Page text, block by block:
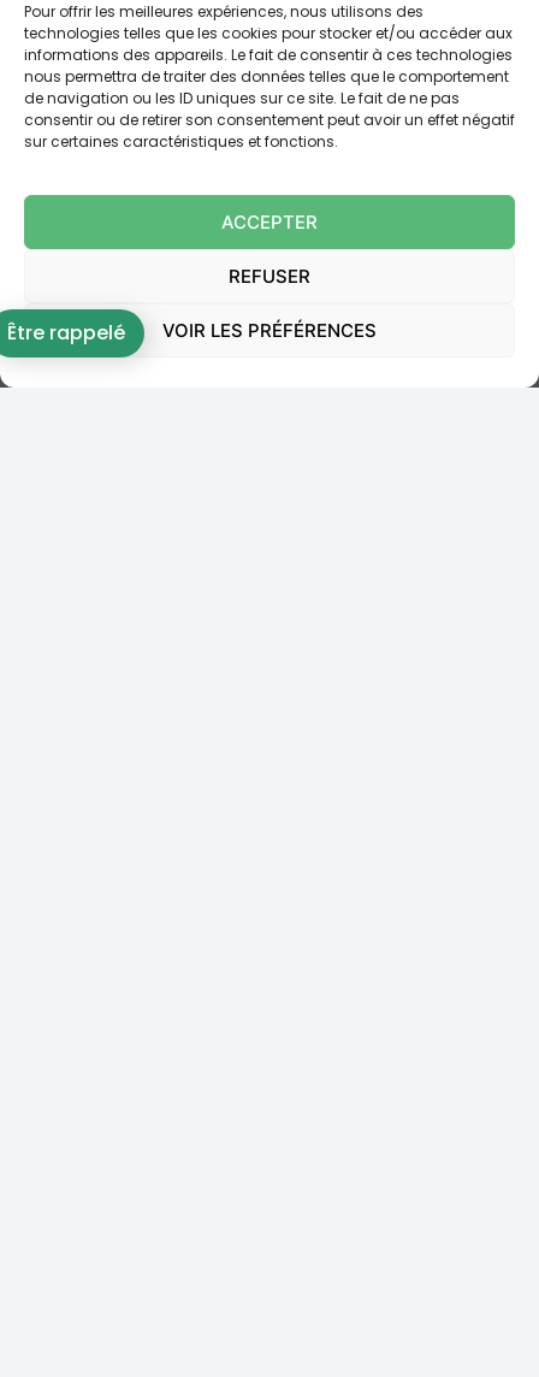
Pour offrir les meilleures expériences, nous utilisons des
technologies telles que les cookies pour stocker et/ou accéder aux
informations des appareils. Le fait de consentir à ces technologies
nous permettra de traiter des données telles que le comportement
de navigation ou les ID uniques sur ce site. Le fait de ne pas
consentir ou de retirer son consentement peut avoir un effet négatif
sur certaines caractéristiques et fonctions.
ACCEPTER
REFUSER
VOIR LES PRÉFÉRENCES
téléphonique de quelques minutes seulement ». Face
à la conjonction de multiples facteurs concordants
(numéro affiché, cohérence du discours, messages
authentiques en apparence), la réaction de la gérante
apparaît compréhensible.
La banque ne parvient donc pas à rapporter la preuve
d’une négligence grave au sens juridique du terme. En
conséquence, elle doit assumer sa responsabilité et
rembourser les fonds frauduleusement débités.
Être rappelé